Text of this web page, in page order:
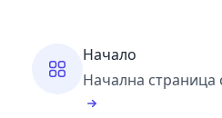
Начало
Начална страница